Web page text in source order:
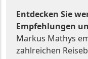
Entdecken Sie
Empfehlungen
Markus Mathys
zahlreichen